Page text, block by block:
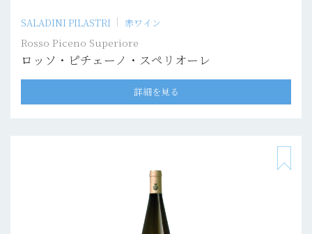
SALADINI PILASTRI 赤ワイン
Rosso Piceno Superiore
ロッソ・ピチェーノ・スペリオーレ
詳細を見る